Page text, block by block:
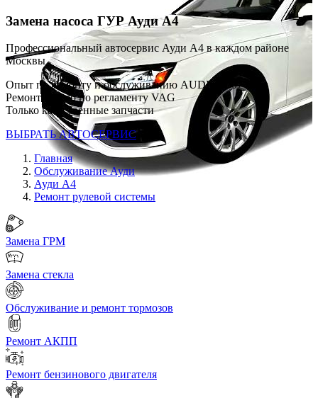
Замена насоса ГУРАуди А4
Профессиональный автосервис Ауди А4 в каждом районе
Москвы
Опыт по ремонту и обслуживанию AUDI с 2007 г
Ремонт строго по регламенту VAG
Только качественные запчасти
ВЫБРАТЬ АВТОСЕРВИС
Главная
Обслуживание Ауди
Ауди А4
Ремонт рулевой системы
Замена ГРМ
Замена стекла
Обслуживание и ремонт тормозов
Ремонт АКПП
Ремонт бензинового двигателя